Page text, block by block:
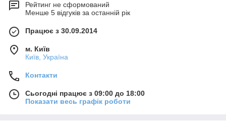
Рейтинг не сформований
Менше 5 відгуків за останній рік
Працює з 30.09.2014
м. Київ
Київ, Україна
Контакти
Сьогодні працює з 09:00 до 18:00
Показати весь графік роботи